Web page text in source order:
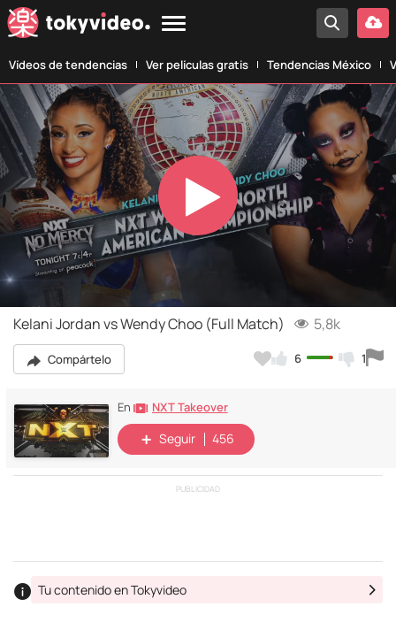
Vídeos de tendencias Ver películas gratis Tendencias México
Play
Video
Kelani Jordan vs Wendy Choo (Full Match) 5,8k
Compártelo 6 1
En NXT Takeover
Seguir 456
PUBLICIDAD
Tu contenido en Tokyvideo